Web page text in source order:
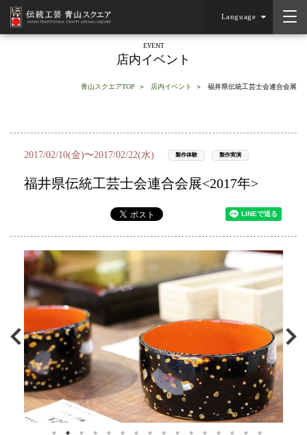
Language
EVENT
店内イベント
青山スクエアTOP 店内イベント 福井県伝統工芸士会連合会展
2017/02/10(金)〜2017/02/22(水) 製作体験 製作実演
福井県伝統工芸士会連合会展<2017年>